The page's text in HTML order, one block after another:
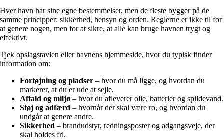
Hver havn har sine egne bestemmelser, men de fleste bygger på de
samme principper: sikkerhed, hensyn og orden. Reglerne er ikke til for
at genere nogen, men for at sikre, at alle kan bruge havnen trygt og
effektivt.
Tjek opslagstavlen eller havnens hjemmeside, hvor du typisk finder
information om:
Fortøjning og pladser – hvor du må ligge, og hvordan du
markerer, at du er ude at sejle.
Affald og miljø – hvor du afleverer olie, batterier og spildevand.
Støj og adfærd – hvornår der skal være ro, og hvordan du
undgår at genere andre.
Sikkerhed – brandudstyr, redningsposter og adgangsveje, der
skal holdes fri.